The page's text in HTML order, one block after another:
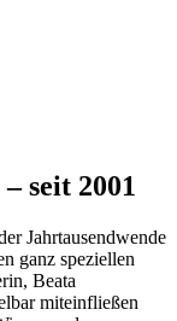
seit 2001
Jahrtausendwende
ganz speziellen
Beata
miteinfließen